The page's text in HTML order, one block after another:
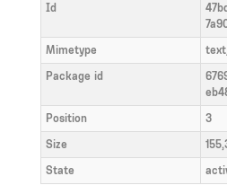
Id
Mimetype
Package id
Position
3
Size
State